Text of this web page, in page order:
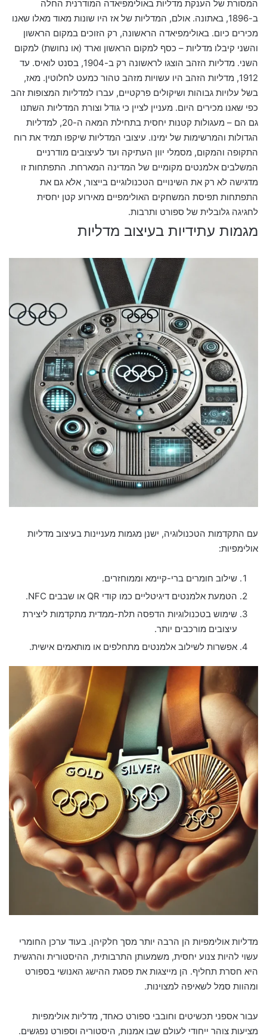
המסורת של הענקת מדליות באולימפיאדה המודרנית החלה
ב-1896, באתונה. אולם, המדליות של אז היו שונות מאוד מאלו שאנו
מכירים כיום. באולימפיאדה הראשונה, רק הזוכים במקום הראשון
והשני קיבלו מדליות – כסף למקום הראשון וארד (או נחושת) למקום
השני. מדליות הזהב הוצגו לראשונה רק ב-1904, בסנט לואיס. עד
1912, מדליות הזהב היו עשויות מזהב טהור כמעט לחלוטין. מאז,
בשל עלויות גבוהות ושיקולים פרקטיים, עברו למדליות המצופות זהב
כפי שאנו מכירים היום. מעניין לציין כי גודל וצורת המדליות השתנו
גם הם – מעגולות קטנות יחסית בתחילת המאה ה-20, למדליות
הגדולות והמרשימות של ימינו. עיצובי המדליות שיקפו תמיד את רוח
התקופה והמקום, מסמלי יוון העתיקה ועד לעיצובים מודרניים
המשלבים אלמנטים מקומיים של המדינה המארחת. התפתחות זו
מדגישה לא רק את השינויים הטכנולוגיים בייצור, אלא גם את
התפתחות תפיסת המשחקים האולימפיים מאירוע קטן יחסית
לחגיגה גלובלית של ספורט ותרבות.
מגמות עתידיות בעיצוב מדליות
עם התקדמות הטכנולוגיה, ישנן מגמות מעניינות בעיצוב מדליות
אולימפיות:
שילוב חומרים ברי-קיימא וממוחזרים.
הטמעת אלמנטים דיגיטליים כמו קודי QR או שבבים NFC.
שימוש בטכנולוגיות הדפסה תלת-ממדית מתקדמות ליצירת
עיצובים מורכבים יותר.
אפשרות לשילוב אלמנטים מתחלפים או מותאמים אישית.
מדליות אולימפיות הן הרבה יותר מסך חלקיהן. בעוד ערכן החומרי
עשוי להיות צנוע יחסית, משמעותן התרבותית, ההיסטורית והרגשית
היא חסרת תחליף. הן מייצגות את פסגת ההישג האנושי בספורט
ומהוות סמל לשאיפה למצוינות.
עבור אספני תכשיטים וחובבי ספורט כאחד, מדליות אולימפיות
מציעות צוהר ייחודי לעולם שבו אמנות, היסטוריה וספורט נפגשים.